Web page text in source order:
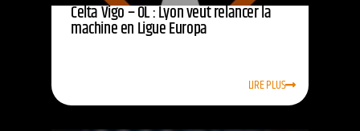
Celta Vigo – OL : Lyon veut relancer la
machine en Ligue Europa
LIRE PLUS